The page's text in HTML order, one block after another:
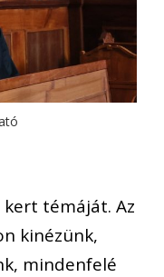
témáját. Az
kinézünk,
mindenfelé